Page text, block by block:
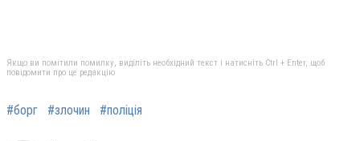
Якщо ви помітили помилку, виділіть необхідний текст і натисніть Ctrl + Enter, щоб
повідомити про це редакцію
#борг #злочин #поліція